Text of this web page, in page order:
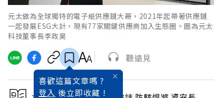
元太做為全球獨特的電子紙供應鏈大哥，2021年起帶著供應鏈
一起發展ESG大計，現有77家關鍵供應商加入生態圈。圖為元太
科技董事長李政昊
喜歡這篇文章嗎 ?
登入 後立即收藏 !
聽遠見